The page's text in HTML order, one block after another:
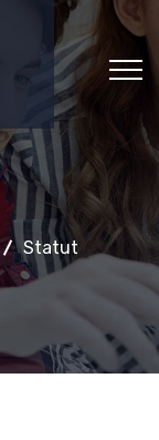
Statut